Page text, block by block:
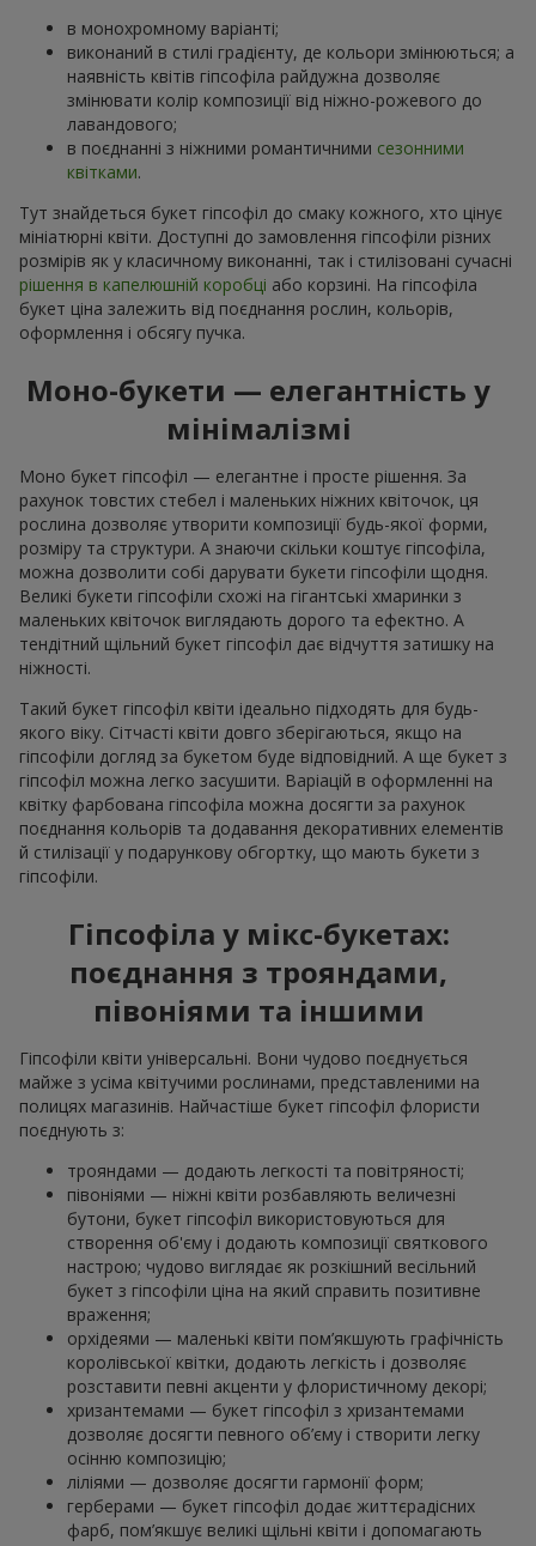
в монохромному варіанті;
виконаний в стилі градієнту, де кольори змінюються; а
наявність квітів гіпсофіла райдужна дозволяє
змінювати колір композиції від ніжно-рожевого до
лавандового;
в поєднанні з ніжними романтичними сезонними
квітками.
Тут знайдеться букет гіпсофіл до смаку кожного, хто цінує
мініатюрні квіти. Доступні до замовлення гіпсофіли різних
розмірів як у класичному виконанні, так і стилізовані сучасні
рішення в капелюшній коробці або корзині. На гіпсофіла
букет ціна залежить від поєднання рослин, кольорів,
оформлення і обсягу пучка.
Моно-букети — елегантність у
мінімалізмі
Моно букет гіпсофіл — елегантне і просте рішення. За
рахунок товстих стебел і маленьких ніжних квіточок, ця
рослина дозволяє утворити композиції будь-якої форми,
розміру та структури. А знаючи скільки коштує гіпсофіла,
можна дозволити собі дарувати букети гіпсофіли щодня.
Великі букети гіпсофіли схожі на гігантські хмаринки з
маленьких квіточок виглядають дорого та ефектно. А
тендітний щільний букет гіпсофіл дає відчуття затишку на
ніжності.
Такий букет гіпсофіл квіти ідеально підходять для будь-
якого віку. Сітчасті квіти довго зберігаються, якщо на
гіпсофіли догляд за букетом буде відповідний. А ще букет з
гіпсофіл можна легко засушити. Варіацій в оформленні на
квітку фарбована гіпсофіла можна досягти за рахунок
поєднання кольорів та додавання декоративних елементів
й стилізації у подарункову обгортку, що мають букети з
гіпсофіли.
Гіпсофіла у мікс-букетах:
поєднання з трояндами,
півоніями та іншими
Гіпсофіли квіти універсальні. Вони чудово поєднується
майже з усіма квітучими рослинами, представленими на
полицях магазинів. Найчастіше букет гіпсофіл флористи
поєднують з:
трояндами — додають легкості та повітряності;
півоніями — ніжні квіти розбавляють величезні
бутони, букет гіпсофіл використовуються для
створення об'єму і додають композиції святкового
настрою; чудово виглядає як розкішний весільний
букет з гіпсофіли ціна на який справить позитивне
враження;
орхідеями — маленькі квіти пом’якшують графічність
королівської квітки, додають легкість і дозволяє
розставити певні акценти у флористичному декорі;
хризантемами — букет гіпсофіл з хризантемами
дозволяє досягти певного об’єму і створити легку
осінню композицію;
ліліями — дозволяє досягти гармонії форм;
герберами — букет гіпсофіл додає життєрадісних
фарб, пом’якшує великі щільні квіти і допомагають